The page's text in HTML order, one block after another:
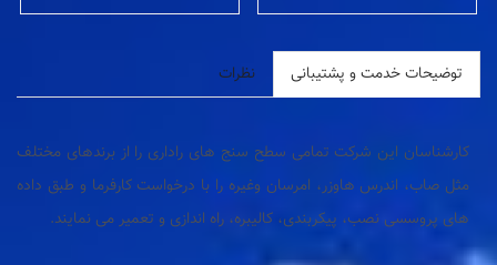
توضیحات خدمت و پشتیبانی نظرات
کارشناسان این شرکت تمامی سطح سنج های راداری را از برندهای مختلف
مثل صاب، اندرس هاوزر، امرسان وغیره را با درخواست کارفرما و طبق داده
های پروسسی نصب، پیکربندی، کالیبره، راه اندازی و تعمیر می نمایند.